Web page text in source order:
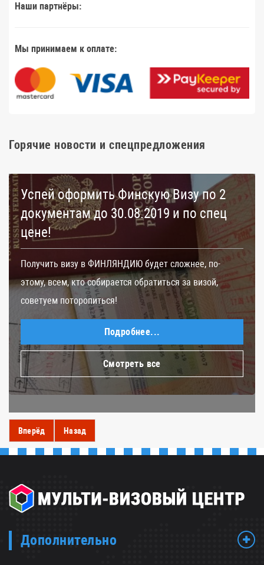
Наши партнёры:
Мы принимаем к оплате:
Горячие новости и спецпредложения
Успей оформить Финскую Визу по 2
документам до 30.08.2019 и по спец
цене!
Получить визу в ФИНЛЯНДИЮ будет сложнее, по-
этому, всем, кто собирается обратиться за визой,
советуем поторопиться!
Подробнее...
Смотреть все
Вперёд Назад
Дополнительно